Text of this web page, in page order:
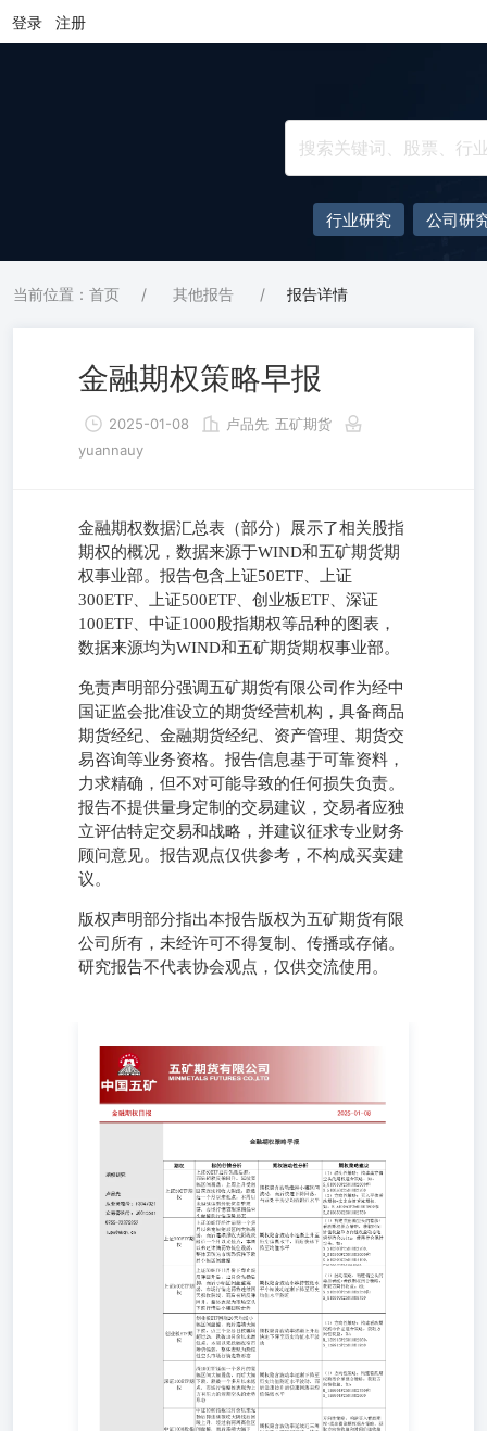
登录 注册
行业研究 公司研
当前位置：首页 / 其他报告 / 报告详情
金融期权策略早报
2025-01-08 卢品先 五矿期货
yuannauy
金融期权数据汇总表（部分）展示了相关股指
期权的概况，数据来源于WIND和五矿期货期
权事业部。报告包含上证50ETF、上证
300ETF、上证500ETF、创业板ETF、深证
100ETF、中证1000股指期权等品种的图表，
数据来源均为WIND和五矿期货期权事业部。
免责声明部分强调五矿期货有限公司作为经中
国证监会批准设立的期货经营机构，具备商品
期货经纪、金融期货经纪、资产管理、期货交
易咨询等业务资格。报告信息基于可靠资料，
力求精确，但不对可能导致的任何损失负责。
报告不提供量身定制的交易建议，交易者应独
立评估特定交易和战略，并建议征求专业财务
顾问意见。报告观点仅供参考，不构成买卖建
议。
版权声明部分指出本报告版权为五矿期货有限
公司所有，未经许可不得复制、传播或存储。
研究报告不代表协会观点，仅供交流使用。
号：F3047321交易咨询号：Z00155410755-23375252 金融期
权数据汇总表（部分） 金融期权概况 数据来源：WIND、
五矿期货期权事业部 数据来源：WIND、五矿期货期权事业
部 数据来源：WIND、五矿期货期权事业部 上证50ETF期
权图表 数据来源：WIND、五矿期货期权事业部 数据来
源：WIND、五矿期货期权事业部 数据来源：WIND、五矿
期货期权事业部 数据来源：WIND、五矿期货期权事业部
数据来源：WIND、五矿期货期权事业部 数据来源：
WIND、五矿期货期权事业部 上证300ETF期权图表 数据来
源：WIND、五矿期货期权事业部 数据来源：WIND、五矿
期货期权事业部 数据来源：WIND、五矿期货期权事业部
数据来源：WIND、五矿期货期权事业部 数据来源：
WIND、五矿期货期权事业部 数据来源：WIND、五矿期货
期权事业部 上证500ETF期权图表 数据来源：WIND、五矿
期货期权事业部 数据来源：WIND、五矿期货期权事业部
数据来源：WIND、五矿期货期权事业部 数据来源：
WIND、五矿期货期权事业部 数据来源：WIND、五矿期货